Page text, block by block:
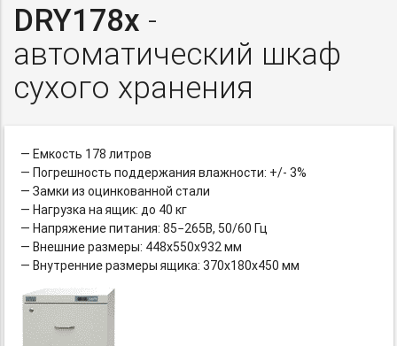
DRY178x -
автоматический шкаф
сухого хранения
— Емкость 178 литров
— Погрешность поддержания влажности: +/- 3%
— Замки из оцинкованной стали
— Нагрузка на ящик: до 40 кг
— Напряжение питания: 85−265В, 50/60 Гц
— Внешние размеры: 448х550х932 мм
— Внутренние размеры ящика: 370х180х450 мм